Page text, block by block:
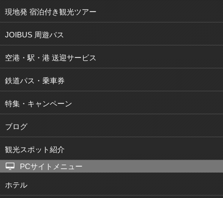
現地発 宿泊付き観光ツアー
JOIBUS 周遊バス
空港・駅・港 送迎サービス
鉄道パス・乗車券
特集・キャンペーン
ブログ
観光スポット紹介
PCサイトメニュー
ホテル